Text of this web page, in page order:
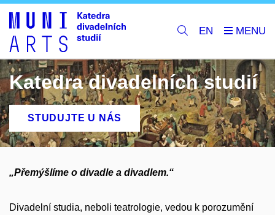
EN
Katedra divadelních studií
STUDUJTE U NÁS
„Přemýšlíme o divadle a divadlem.“
Divadelní studia, neboli teatrologie, vedou k porozumění